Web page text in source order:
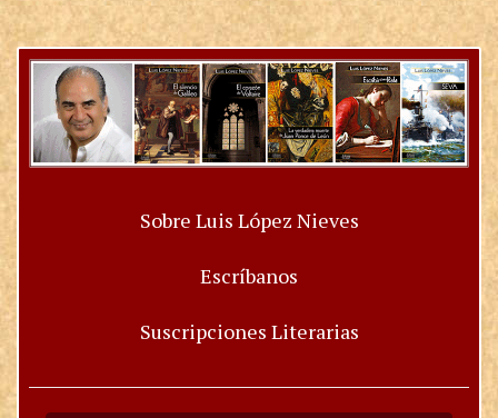
Sobre Luis López Nieves
Escríbanos
Suscripciones Literarias